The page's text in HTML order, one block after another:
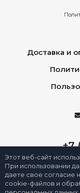
Доставка и
+7
Этот веб-сайт
При использовании
даете свое согласие
cookie-файлов и